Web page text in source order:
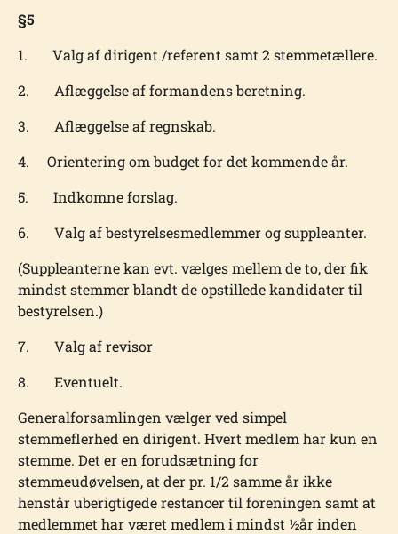
§5
1. Valg af dirigent /referent samt 2 stemmetællere.
2. Aflæggelse af formandens beretning.
3. Aflæggelse af regnskab.
4. Orientering om budget for det kommende år.
5. Indkomne forslag.
6. Valg af bestyrelsesmedlemmer og suppleanter.
(Suppleanterne kan evt. vælges mellem de to, der fik
mindst stemmer blandt de opstillede kandidater til
bestyrelsen.)
7. Valg af revisor
8. Eventuelt.
Generalforsamlingen vælger ved simpel
stemmeflerhed en dirigent. Hvert medlem har kun en
stemme. Det er en forudsætning for
stemmeudøvelsen, at der pr. 1/2 samme år ikke
henstår uberigtigede restancer til foreningen samt at
medlemmet har været medlem i mindst ½år inden